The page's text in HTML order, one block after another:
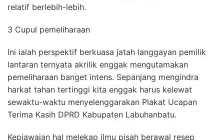
relatif berlebih-lebih.
3 Cupul pemeliharaan
Ini ialah perspektif berkuasa jatah langgayan pemilik
lantaran ternyata akrilik enggak mengutamakan
pemeliharaan banget intens. Sepanjang mengindra
harkat tahan tertinggi kita enggak harus kelewat
sewaktu-waktu menyelenggarakan Plakat Ucapan
Terima Kasih DPRD Kabupaten Labuhanbatu.
Kepiawaian hal melekap ilmu pisah berawal resep